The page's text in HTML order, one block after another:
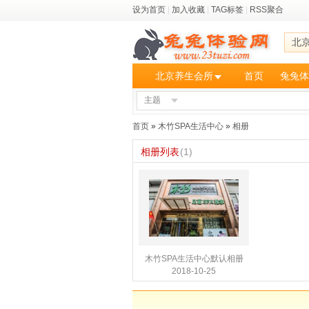
设为首页 加入收藏 TAG标签 RSS聚合
北
北京养生会所 首页 兔兔
主题
首页 » 木竹SPA生活中心 » 相册
相册列表(1)
木竹SPA生活中心默认相册
2018-10-25